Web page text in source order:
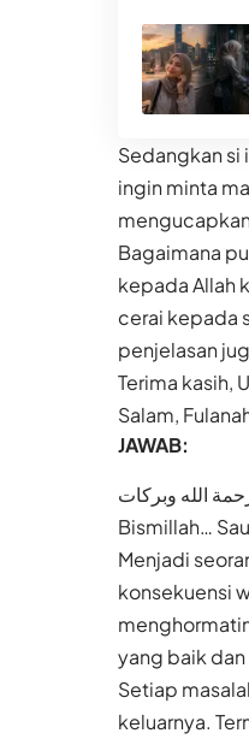
Sedangkan si
ingin minta
Bagaimana
kepada Allah
cerai kepada
penjelasan
Terima kasih,
Salam,
JAWAB:
الله وبركات
Bismillah…
Menjadi
konsekuensi
yang baik dan
Setiap
keluarnya.